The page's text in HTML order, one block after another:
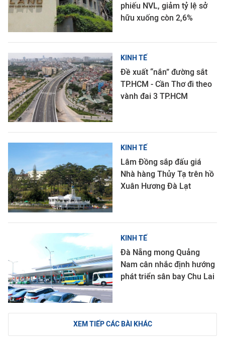
phiếu NVL, giảm tỷ lệ sở
hữu xuống còn 2,6%
KINH TẾ
Đề xuất “nắn” đường sắt
TP.HCM - Cần Thơ đi theo
vành đai 3 TP.HCM
KINH TẾ
Lâm Đồng sắp đấu giá
Nhà hàng Thủy Tạ trên hồ
Xuân Hương Đà Lạt
KINH TẾ
Đà Nẵng mong Quảng
Nam cân nhắc định hướng
phát triển sân bay Chu Lai
XEM TIẾP CÁC BÀI KHÁC